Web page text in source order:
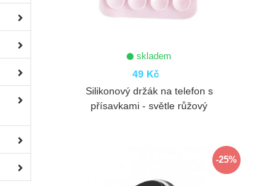
skladem
49 Kč
Silikonový držák na telefon s
přísavkami - světle růžový
-25%